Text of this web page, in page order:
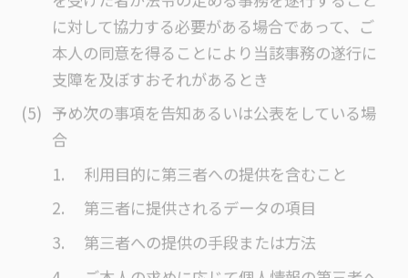
に対して協力する必要がある場合であって、ご
本人の同意を得ることにより当該事務の遂行に
支障を及ぼすおそれがあるとき
予め次の事項を告知あるいは公表をしている場
合
利用目的に第三者への提供を含むこと
第三者に提供されるデータの項目
第三者への提供の手段または方法
ご本人の求めに応じて個人情報の第三者へ